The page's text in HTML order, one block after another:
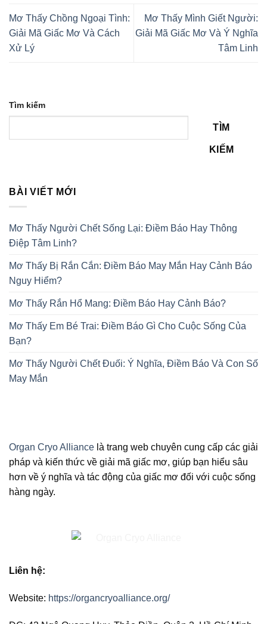
Mơ Thấy Chồng Ngoại Tình:
Giải Mã Giấc Mơ Và Cách
Xử Lý
Mơ Thấy Mình Giết Người:
Giải Mã Giấc Mơ Và Ý Nghĩa
Tâm Linh
Tìm kiếm
TÌM
KIẾM
BÀI VIẾT MỚI
Mơ Thấy Người Chết Sống Lại: Điềm Báo Hay Thông
Điệp Tâm Linh?
Mơ Thấy Bị Rắn Cắn: Điềm Báo May Mắn Hay Cảnh Báo
Nguy Hiểm?
Mơ Thấy Rắn Hổ Mang: Điềm Báo Hay Cảnh Báo?
Mơ Thấy Em Bé Trai: Điềm Báo Gì Cho Cuộc Sống Của
Bạn?
Mơ Thấy Người Chết Đuối: Ý Nghĩa, Điềm Báo Và Con Số
May Mắn
Organ Cryo Alliance là trang web chuyên cung cấp các giải
pháp và kiến thức về giải mã giấc mơ, giúp bạn hiểu sâu
hơn về ý nghĩa và tác động của giấc mơ đối với cuộc sống
hàng ngày.
Liên hệ:
Website: https://organcryoalliance.org/